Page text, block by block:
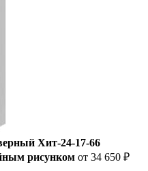
Хит-24-17-66
рисунком от 34 650 ₽